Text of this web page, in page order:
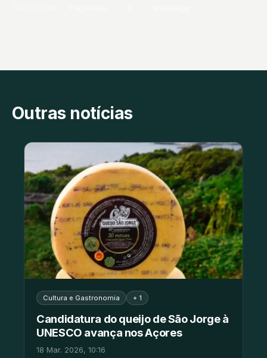
Outras notícias
Cultura e Gastronomia + 1
Candidatura do queijo de São Jorge à
UNESCO avança nos Açores
18 Mar. 2026, 10:16